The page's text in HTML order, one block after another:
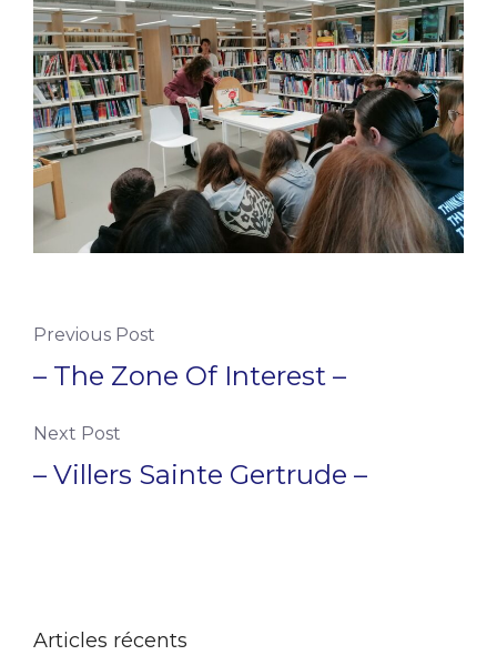
Previous Post
– The Zone Of Interest –
Next Post
– Villers Sainte Gertrude –
Articles récents